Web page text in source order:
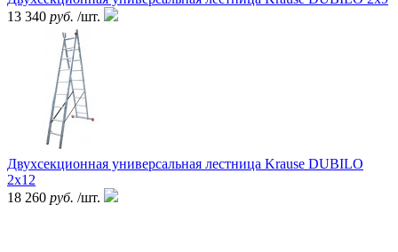
13 340 руб. /шт.
Двухсекционная универсальная лестница Krause DUBILO
2х12
18 260 руб. /шт.